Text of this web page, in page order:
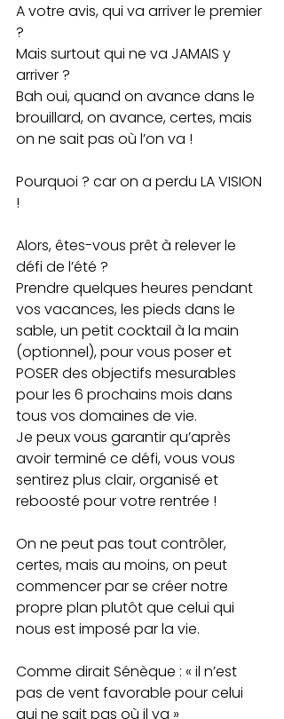
A votre avis, qui va arriver le premier
?
Mais surtout qui ne va JAMAIS y
arriver ?
Bah oui, quand on avance dans le
brouillard, on avance, certes, mais
on ne sait pas où l’on va !
Pourquoi ? car on a perdu LA VISION
!
Alors, êtes-vous prêt à relever le
défi de l’été ?
Prendre quelques heures pendant
vos vacances, les pieds dans le
sable, un petit cocktail à la main
(optionnel), pour vous poser et
POSER des objectifs mesurables
pour les 6 prochains mois dans
tous vos domaines de vie.
Je peux vous garantir qu’après
avoir terminé ce défi, vous vous
sentirez plus clair, organisé et
reboosté pour votre rentrée !
On ne peut pas tout contrôler,
certes, mais au moins, on peut
commencer par se créer notre
propre plan plutôt que celui qui
nous est imposé par la vie.
Comme dirait Sénèque : « il n’est
pas de vent favorable pour celui
qui ne sait pas où il va »